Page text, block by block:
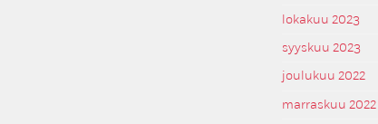
lokakuu 2023
syyskuu 2023
joulukuu 2022
marraskuu 2022